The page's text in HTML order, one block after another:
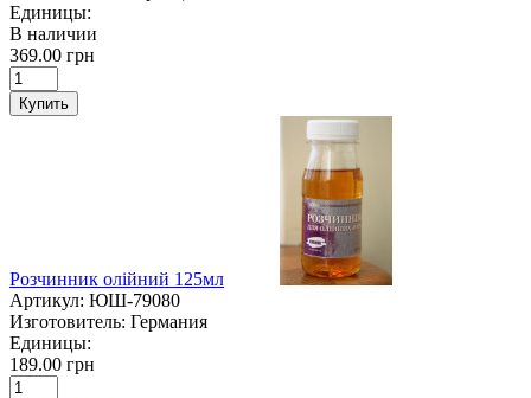
Единицы:
В наличии
369.00 грн
Купить
Розчинник олійний 125мл
Артикул: ЮШ-79080
Изготовитель: Германия
Единицы:
189.00 грн